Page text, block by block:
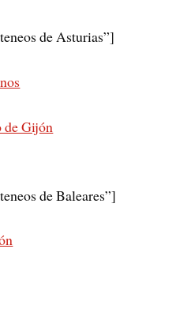
de Asturias”]
de Gijón
de Baleares”]